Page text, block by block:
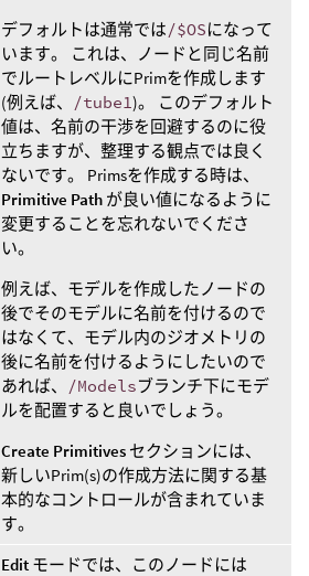
デフォルトは通常では/$OSになって
います。 これは、ノードと同じ名前
でルートレベルにPrimを作成します
(例えば、
/tube1)。 このデフォルト
値は、名前の干渉を回避するのに役
立ちますが、整理する観点では良く
ないです。 Primsを作成する時は、
Primitive Path が良い値になるように
変更することを忘れないでくださ
い。
例えば、モデルを作成したノードの
後でそのモデルに名前を付けるので
はなくて、モデル内のジオメトリの
後に名前を付けるようにしたいので
あれば、
/Modelsブランチ下にモデ
ルを配置すると良いでしょう。
Create Primitives セクションには、
新しいPrim(s)の作成方法に関する基
本的なコントロールが含まれていま
す。
Edit モードでは、このノードには